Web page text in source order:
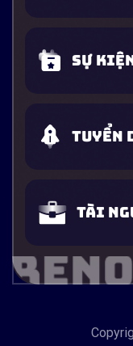
Sự
Tuyển
Tài